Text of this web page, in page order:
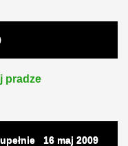
pradze
16 maj 2009